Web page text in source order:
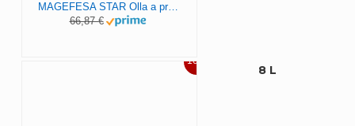
MAGEFESA STAR Olla a presión rápida, fácil uso, acero inoxidable 18/10, apta para inducción. Fondo termodifusor, 3 sistemas de seguridad (RECTA, 6L)
66,87 €
16%
8 L